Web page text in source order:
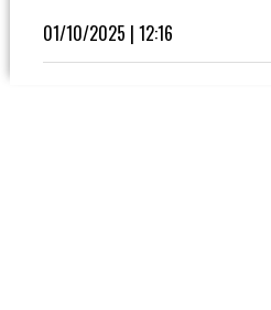
Biblioteca
01/10/2025 | 12:16